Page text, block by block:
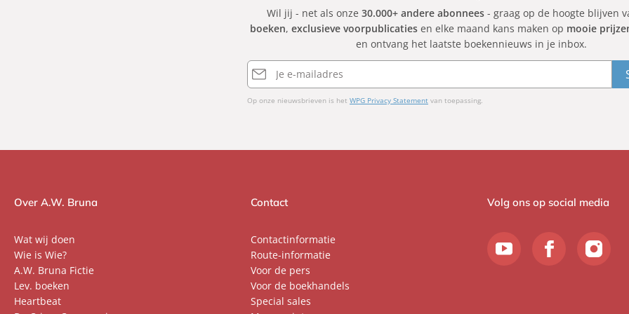
Wil jij - net als onze30.000+ andere abonnees - graag op de hoogte blijven
boeken,exclusieve voorpublicaties en elke maand kans maken op mooie
en ontvang het laatste boekennieuws in je inbox.
E-
mailadres
Op onze nieuwsbrieven is het WPG Privacy Statementvan toepassing.
Over A.W. Bruna
Wat wij doen
Wie is Wie?
A.W. Bruna Fictie
Lev. boeken
Heartbeat
Contact
Contactinformatie
Route-informatie
Voor de pers
Voor de boekhandels
Special sales
Volg ons op social media